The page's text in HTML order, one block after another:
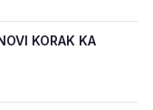
KORAK KA